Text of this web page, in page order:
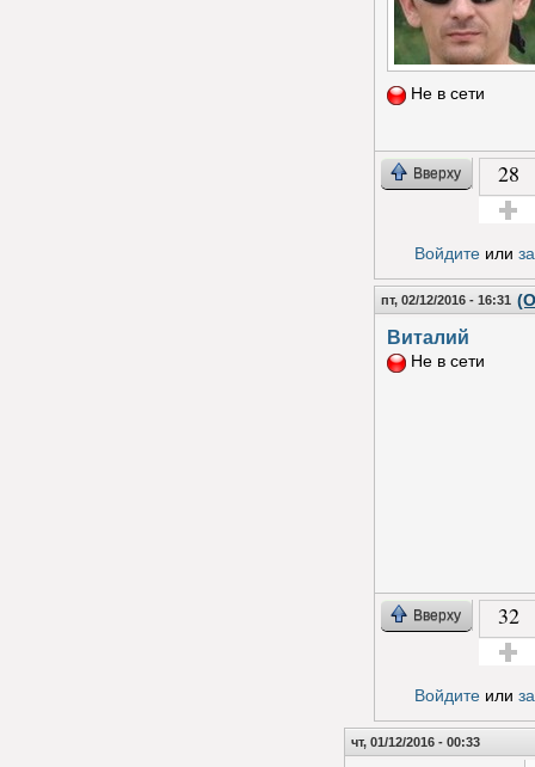
Не в сети
Вверху 28
Войдитеили
пт, 02/12/2016 - 16:31
Виталий
Не в сети
Вверху 32
Войдитеили
чт, 01/12/2016 - 00:33